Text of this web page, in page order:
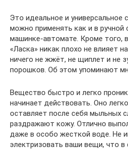
Это идеальное и универсальное
можно применять как и в ручной
машинке-автомате. Кроме того,
«Ласка» никак плохо не влияет
ничего не жжёт, не щиплет и не
порошков. Об этом упоминают
Вещество быстро и легко
начинает действовать. Оно
оставляет после себя мыльных
раздражают кожу. Отлично
даже в особо жесткой воде. Не
электризовать ваши вещи, что в